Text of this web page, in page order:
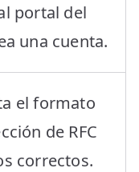
portal del
una cuenta.
el formato
de RFC
correctos.